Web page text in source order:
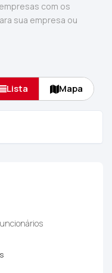
com os
sua empresa ou
Lista Mapa